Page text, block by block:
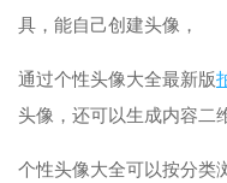
具，能自己创建头像，
通过个性头像大全最新版
头像，还可以生成内容二
个性头像大全可以按分类